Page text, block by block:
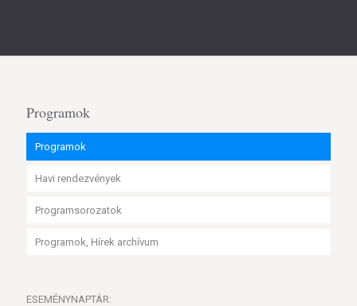
Programok
Programok
Havi rendezvények
Programsorozatok
Programok, Hírek archívum
ESEMÉNYNAPTÁR: